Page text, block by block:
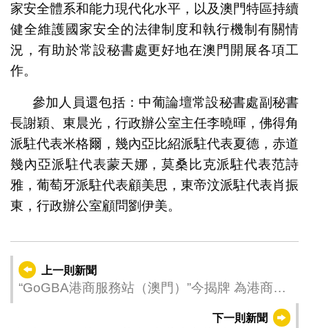
家安全體系和能力現代化水平，以及澳門特區持續
健全維護國家安全的法律制度和執行機制有關情
況，有助於常設秘書處更好地在澳門開展各項工
作。
參加人員還包括：中葡論壇常設秘書處副秘書
長謝穎、東晨光，行政辦公室主任李曉暉，佛得角
派駐代表米格爾，幾內亞比紹派駐代表夏德，赤道
幾內亞派駐代表蒙天娜，莫桑比克派駐代表范詩
雅，葡萄牙派駐代表顧美思，東帝汶派駐代表肖振
東，行政辦公室顧問劉伊美。
上一則新聞
“GoGBA港商服務站（澳門）”今揭牌 為港商投
下一則新聞